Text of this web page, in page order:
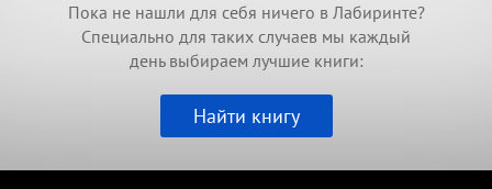
Пока не нашли для себя ничего в Лабиринте?
Специально для таких случаев мы каждый
день выбираем лучшие книги:
Найти книгу